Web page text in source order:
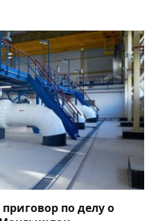
по делу о